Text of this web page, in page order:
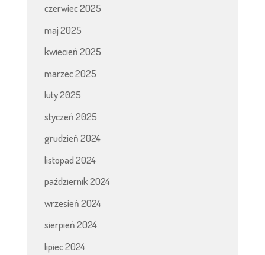
czerwiec 2025
maj 2025
kwiecień 2025
marzec 2025
luty 2025
styczeń 2025
grudzień 2024
listopad 2024
październik 2024
wrzesień 2024
sierpień 2024
lipiec 2024